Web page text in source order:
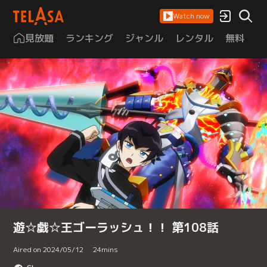
Watch now
見放題 ランキング ジャンル レンタル 無料
遊☆戯☆王ゴーラッシュ！！ 第108話
Aired on 2024/05/12 24mins